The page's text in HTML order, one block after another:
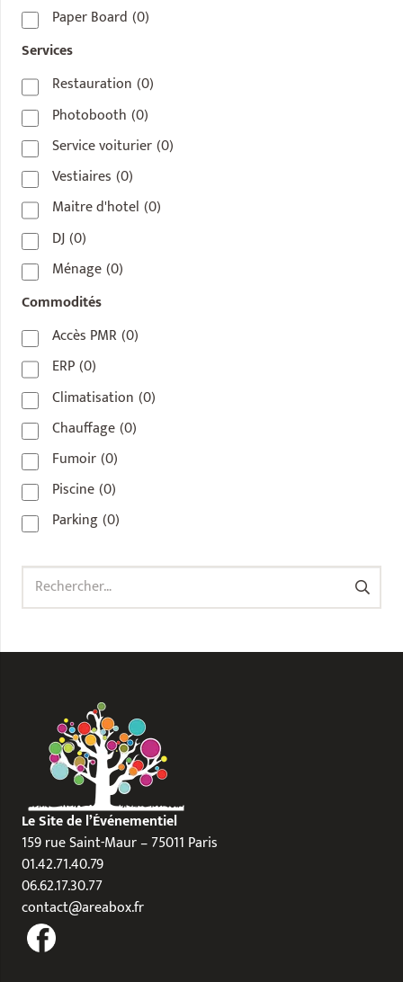
Paper Board (0)
Services
Restauration (0)
Photobooth (0)
Service voiturier(0)
Vestiaires (0)
Maitre d'hotel (0)
DJ(0)
Ménage(0)
Commodités
Accès PMR (0)
ERP(0)
Climatisation (0)
Chauffage(0)
Fumoir(0)
Piscine(0)
Parking(0)
Rechercher :
Le Site de l’Événementiel
159 rue Saint-Maur – 75011 Paris
01.42.71.40.79
06.62.17.30.77
contact@areabox.fr